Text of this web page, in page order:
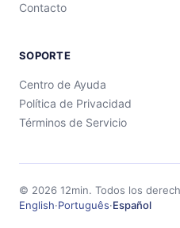
Contacto
SOPORTE
Centro de Ayuda
Política de Privacidad
Términos de Servicio
© 2026 12min. Todos los
English·Português·Español